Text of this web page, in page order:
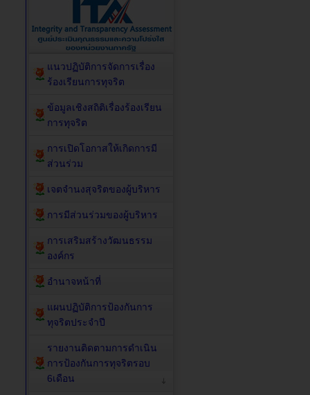
แนวปฏิบัติการจัดการเรื่อง
ร้องเรียนการทุจริต
ข้อมูลเชิงสถิติเรื่องร้องเรียน
การทุจริต
การเปิดโอกาสให้เกิดการมี
ส่วนร่วม
เจตจำนงสุจริตของผู้บริหาร
การมีส่วนร่วมของผู้บริหาร
การเสริมสร้างวัฒนธรรม
องค์กร
อำนาจหน้าที่
แผนปฏิบัติการป้องกันการ
ทุจริตประจำปี
รายงานติดตามการดำเนิน
การป้องกันการทุจริตรอบ
6เดือน